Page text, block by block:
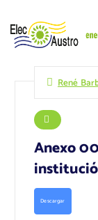
René
Anexo
Descargar